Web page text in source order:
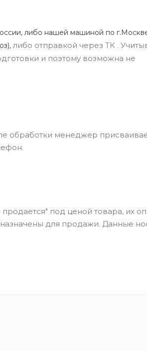
либо нашей машиной по
либо отправкой через ТК .
и поэтому возможна не
обработки менеджер
под ценой товара, их
для продажи. Данные